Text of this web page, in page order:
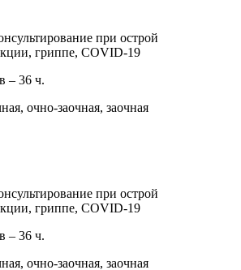
при острой
гриппе, COVID-19
– 36 ч.
очно-заочная, заочная
при острой
гриппе, COVID-19
– 36 ч.
очно-заочная, заочная